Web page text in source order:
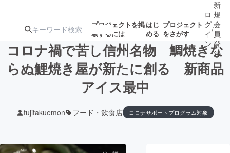
プロジェクトを掲
載するには
はじ
める
プロジェクト
をさがす
注目の新着プロ募集終了が近いプ
ロ
グ
イ
ン
/
新
規
会
員
登
録
コロナ禍で苦し信州名物 鯛焼きな
らぬ鯉焼き屋が新たに創る 新商品
アイス最中
fujitakuemon フード・飲食店 コロナサポートプログラム対象